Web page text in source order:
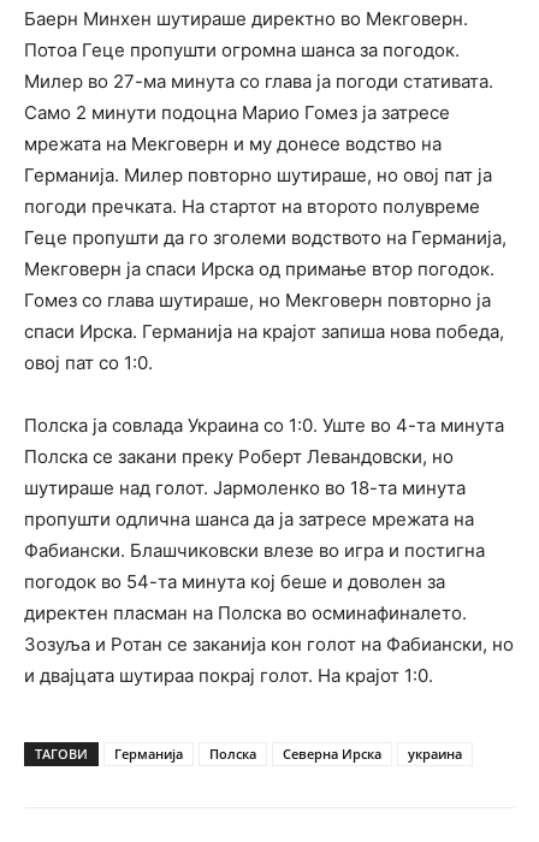
Баерн Минхен шутираше директно во Мекговерн.
Потоа Геце пропушти огромна шанса за погодок.
Милер во 27-ма минута со глава ја погоди стативата.
Само 2 минути подоцна Марио Гомез ја затресе
мрежата на Мекговерн и му донесе водство на
Германија. Милер повторно шутираше, но овој пат ја
погоди пречката. На стартот на второто полувреме
Геце пропушти да го зголеми водството на Германија,
Мекговерн ја спаси Ирска од примање втор погодок.
Гомез со глава шутираше, но Мекговерн повторно ја
спаси Ирска. Германија на крајот запиша нова победа,
овој пат со 1:0.
Полска ја совлада Украина со 1:0. Уште во 4-та минута
Полска се закани преку Роберт Левандовски, но
шутираше над голот. Јармоленко во 18-та минута
пропушти одлична шанса да ја затресе мрежата на
Фабиански. Блашчиковски влезе во игра и постигна
погодок во 54-та минута кој беше и доволен за
директен пласман на Полска во осминафиналето.
Зозуља и Ротан се заканија кон голот на Фабиански, но
и двајцата шутираа покрај голот. На крајот 1:0.
ТАГОВИ Германија Полска Северна Ирска украина